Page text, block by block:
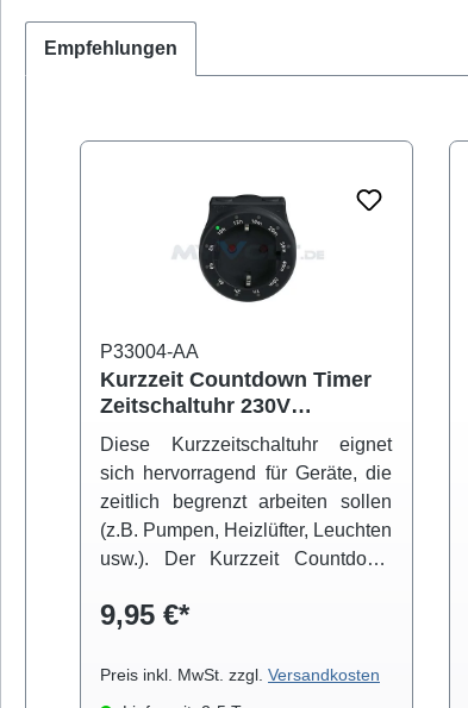
Empfehlungen
P33004-AA
Kurzzeit Countdown Timer
Zeitschaltuhr 230V
Steckdose
(Kurzzeitschaltuhr)
Diese Kurzzeitschaltuhr eignet
sich hervorragend für Geräte, die
zeitlich begrenzt arbeiten sollen
(z.B. Pumpen, Heizlüfter, Leuchten
usw.). Der Kurzzeit Countdown
Steckdose und Elektrogerät
der eingestellten Zeit automatisch
ab. Die Zeitschaltuhr ist mit einer
9,95 €*
Preis inkl. MwSt. zzgl. Versandkosten